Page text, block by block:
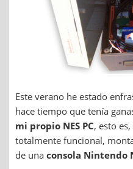
Este verano he estado
hace tiempo que tenía
mi propio NES PC, esto
totalmente funcional,
de una consola Nintendo